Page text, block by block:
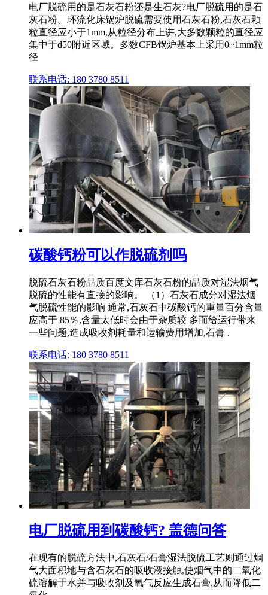
电厂脱硫用的是石灰石粉还是生石灰?电厂脱硫用的是石
灰石粉。环流化床锅炉脱硫需要使用石灰石粉,石灰石颗
粒直径应小于1mm,从粒径分布上讲,大多数颗粒的直径应
集中于d50附近区域。多数CFB锅炉基本上采用0~1mm粒
径
联系电话: 180 3780 8511
碳酸钙粉可以作脱硫剂吗
脱硫石灰石粉品质百度文库石灰石粉的品质对湿法烟气
脱硫的性能有直接的影响。 （1）石灰石成分对湿法烟
气脱硫性能的影响 通常,石灰石中碳酸钙的重量百分含量
应高于 85％,含量太低时会由于杂质较 多而给运行带来
一些问题,造成吸收剂耗量和运输费用增加,石膏 .
联系电话: 180 3780 8511
电厂脱硫用到碳酸钙? 盖德问答
在现有的脱硫方法中,石灰石/石膏湿法脱硫工艺则通过烟
气大面积地与含石灰石的吸收液接触,使烟气中的二氧化
硫溶解于水并与吸收剂及氧气反应生成石膏,从而降低二